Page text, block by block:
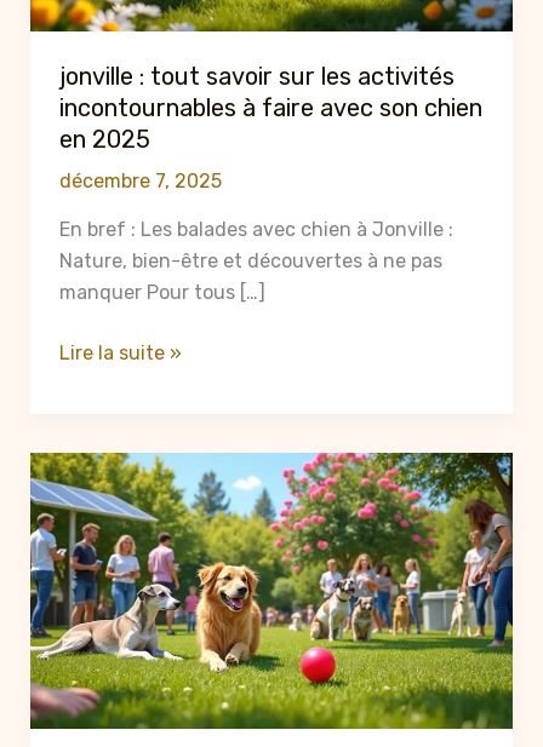
jonville : tout savoir sur les activités
incontournables à faire avec son chien
en 2025
décembre 7, 2025
En bref : Les balades avec chien à Jonville :
Nature, bien-être et découvertes à ne pas
manquer Pour tous […]
jonville
sur
les
activités
incontournables
à
faire
avec
son
chien
Lire la suite »